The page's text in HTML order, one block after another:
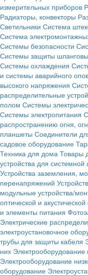
измерительных приборов
Радиаторы, конвекторы
Светильники Система
Система
Системы безопасности
Системы защиты
Системы охлаждения
и системы аварийного
высокого напряжения
распределительные
полом Системы
Системы электропитания
распространению огня,
планшеты Соединители
садовое оборудование
Техника для дома Товары
устройства для
Устройства заземления,
перенапряжений
модульные устройства/
оптической и
и элементы питания
Электрические
электроустановочное
трубы для защиты кабеля
них
Электрооборудование
оборудование